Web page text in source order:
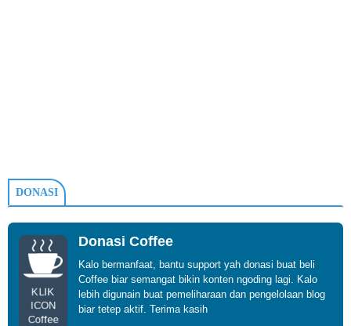
DONASI
KLIK
ICON
Coffee
Donasi Coffee
Kalo bermanfaat, bantu support yah donasi buat beli
Coffee biar semangat bikin konten ngoding lagi. Kalo
lebih digunain buat pemeliharaan dan pengelolaan blog
biar tetep aktif. Terima kasih